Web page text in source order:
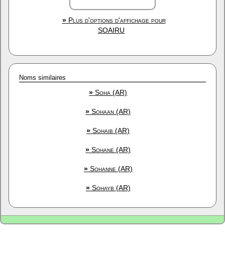
»Plus d'options d'affichage pour
SOAIRU
Noms similaires
» Soha (AR)
» Sohaan (AR)
» Sohaib (AR)
» Sohane (AR)
»Sohanne (AR)
»Sohayb (AR)